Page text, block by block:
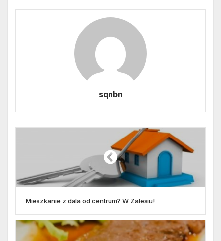
sqnbn
Mieszkanie z dala od centrum? W Zalesiu!